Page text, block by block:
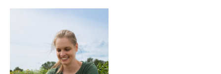
Über uns
Kontakt